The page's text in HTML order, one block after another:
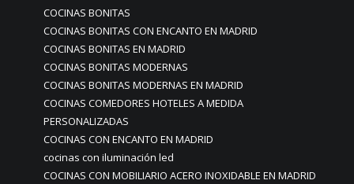
COCINAS BONITAS
COCINAS BONITAS CON ENCANTO EN MADRID
COCINAS BONITAS EN MADRID
COCINAS BONITAS MODERNAS
COCINAS BONITAS MODERNAS EN MADRID
COCINAS COMEDORES HOTELES A MEDIDA
PERSONALIZADAS
COCINAS CON ENCANTO EN MADRID
cocinas con iluminación led
COCINAS CON MOBILIARIO ACERO INOXIDABLE EN MADRID